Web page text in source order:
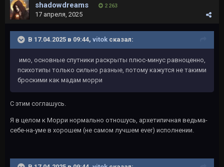
shadowdreams 2 263
17 апреля, 2025
В 17.04.2025 в 09:44, vitok сказал:
имо, основные спутники раскрыты плюс-минус равноценно,
психотипы только сильно разные, потому кажутся не такими
броскими как мадам морри
С этим соглашусь.
Я в целом к Морри нормально отношусь, архетипичная ведьма-
себе-на-уме в хорошем (не самом лучшем ever) исполнении.